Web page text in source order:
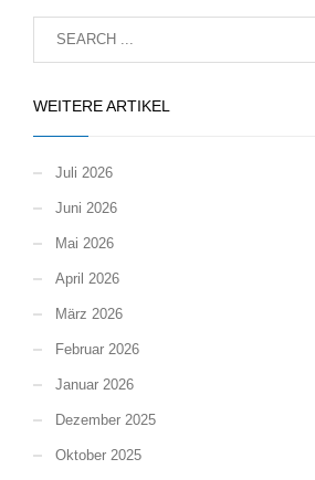
WEITERE ARTIKEL
Juli 2026
Juni 2026
Mai 2026
April 2026
März 2026
Februar 2026
Januar 2026
Dezember 2025
Oktober 2025